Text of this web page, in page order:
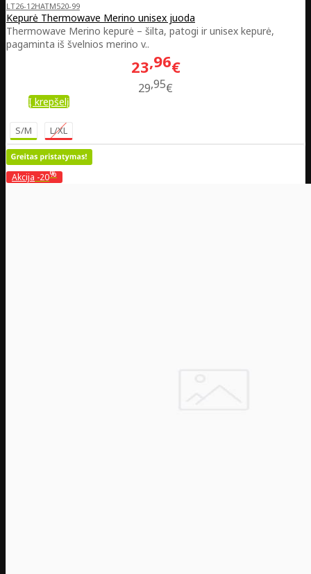
LT26-12HATM520-99
Kepurė Thermowave Merino unisex juoda
Thermowave Merino kepurė – šilta, patogi ir unisex kepurė,
pagaminta iš švelnios merino v..
23 96€
29 95€
Į krepšelį
S/M L/XL
Akcija -20%